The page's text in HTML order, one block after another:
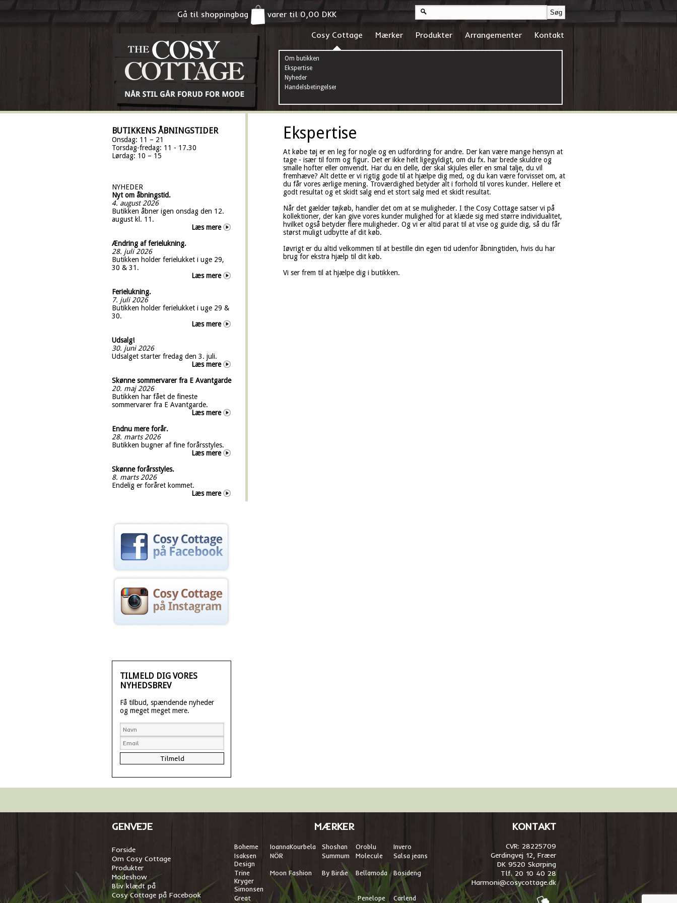
Gå til shoppingbag varer til0,00 DKK
Cosy Cottage
Om butikken
Ekspertise
Nyheder
Handelsbetingelser
Mærker Produkter Arrangementer Kontakt
BUTIKKENS ÅBNINGSTIDER
Onsdag: 11 – 21
Torsdag-fredag: 11 - 17.30
Lørdag: 10 – 15
NYHEDER
Nyt om åbningstid.
4. august 2026
Butikken åbner igen onsdag den 12.
august kl. 11.
Læs mere
Ændring af ferielukning.
28. juli 2026
Butikken holder ferielukket i uge 29,
30 & 31.
Læs mere
Ferielukning.
7. juli 2026
Butikken holder ferielukket i uge 29 &
30.
Læs mere
Udsalg!
30. juni 2026
Udsalget starter fredag den 3. juli.
Læs mere
Skønne sommervarer fra E Avantgarde
20. maj 2026
Butikken har fået de fineste
sommervarer fra E Avantgarde.
Læs mere
Endnu mere forår.
28. marts 2026
Butikken bugner af fine forårsstyles.
Læs mere
Skønne forårsstyles.
8. marts 2026
Endelig er foråret kommet.
Læs mere
TILMELD DIG VORES
NYHEDSBREV
Få tilbud, spændende nyheder
og meget meget mere.
Ekspertise
At købe tøj er en leg for nogle og en udfordring for andre. Der kan være mange hensyn at
tage - især til form og figur. Det er ikke helt ligegyldigt, om du fx. har brede skuldre og
smalle hofter eller omvendt. Har du en delle, der skal skjules eller en smal talje, du vil
fremhæve? Alt dette er vi rigtig gode til at hjælpe dig med, og du kan være forvisset om, at
du får vores ærlige mening. Troværdighed betyder alt i forhold til vores kunder. Hellere et
godt resultat og et skidt salg end et stort salg med et skidt resultat.
Når det gælder tøjkøb, handler det om at se muligheder. I the Cosy Cottage satser vi på
kollektioner, der kan give vores kunder mulighed for at klæde sig med større individualitet,
hvilket også betyder flere muligheder. Og vi er altid parat til at vise og guide dig, så du får
størst muligt udbytte af dit køb.
Iøvrigt er du altid velkommen til at bestille din egen tid udenfor åbningtiden, hvis du har
brug for ekstra hjælp til dit køb.
Vi ser frem til at hjælpe dig i butikken.
GENVEJE
Forside
Om Cosy Cottage
Produkter
Modeshow
Bliv klædt på
Cosy Cottage på Facebook
MÆRKER
Boheme IoannaKourbela Shoshan Oroblu
Invero
Isaksen
Design
NÖR Summum Molecule Salsa jeans
Trine
Kryger
Simonsen
Moon Fashion By Birdie Bellamoda Bosideng
Great
Penelope
Carlend
KONTAKT
CVR: 28225709
Gerdingvej 12, Fræer
DK 9520 Skørping
Tlf. 20 10 40 28
Harmoni@cosycottage.dk